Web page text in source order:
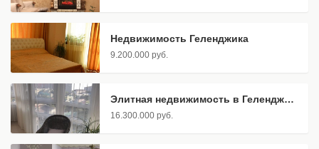
Недвижимость Геленджика
9.200.000 руб.
Элитная недвижимость в Геленджике
16.300.000 руб.